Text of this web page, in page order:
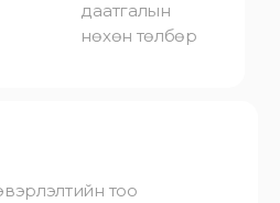
даатгалын
нөхөн төлбөр
тоо